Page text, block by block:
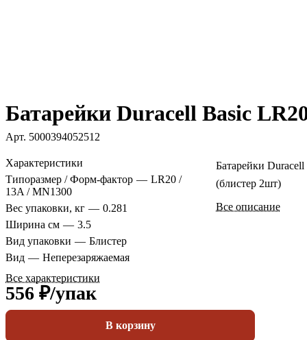
Батарейки Duracell Basic
Арт. 5000394052512
Характеристики
Типоразмер / Форм-фактор — LR20 /
13A / MN1300
Вес упаковки, кг — 0.281
Ширина см — 3.5
Вид упаковки — Блистер
Вид — Неперезаряжаемая
Все характеристики
Батарейки
(блистер 2шт)
Все описание
556 ₽/упак
В корзину